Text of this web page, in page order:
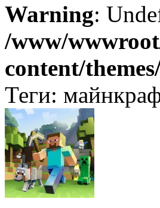
Warning:
/www/
content/
Теги: